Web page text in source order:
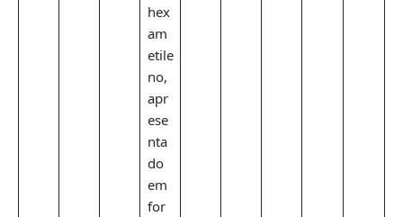
hex
am
etile
no,
apr
ese
nta
do
em
for